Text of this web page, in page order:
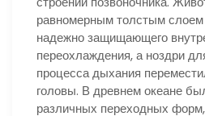
равномерным толстым слоем
надежно защищающего
переохлаждения, а ноздри
процесса дыхания
головы. В древнем океане
различных переходных